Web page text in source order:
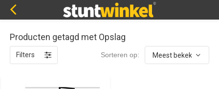
Producten getagd met Opslag
Filters Sorteren op: